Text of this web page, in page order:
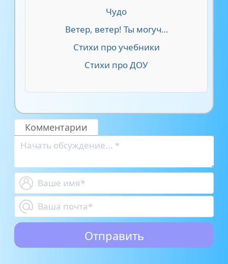
Чудо
Ветер, ветер! Ты могуч…
Стихи про учебники
Стихи про ДОУ
Комментарии